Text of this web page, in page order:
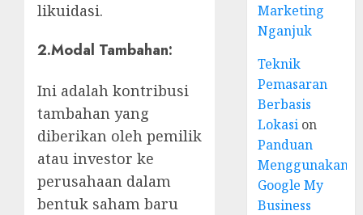
likuidasi.
2.Modal Tambahan:
Ini adalah kontribusi
tambahan yang
diberikan oleh pemilik
atau investor ke
perusahaan dalam
bentuk saham baru
Marketing
Nganjuk
Teknik
Pemasaran
Berbasis
Lokasi on
Panduan
Menggunakan
Google My
Business